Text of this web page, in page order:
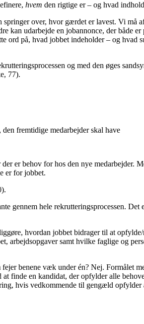
hvem den rigtige er – og hvad
over, hvor gærdet er lavest. Vi må
kan udarbejde en jobannonce, der både
på, hvad jobbet indeholder – og hvad
og med den øges
77).
den fremtidige medarbejder skal have
er behov for hos den nye medarbejder.
er for jobbet.
gennem hele rekrutteringsprocessen.
hvordan jobbet bidrager til at
samt hvilke faglige og
benene væk under én? Nej. Formålet
finde en kandidat, der opfylder alle
hvis vedkommende til gengæld opfylder